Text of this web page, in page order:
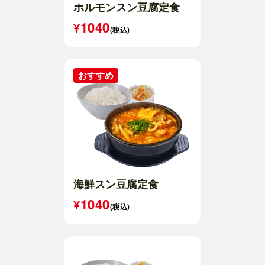
ホルモンスン豆腐定食
1040(税込)
海鮮スン豆腐定食
1040(税込)